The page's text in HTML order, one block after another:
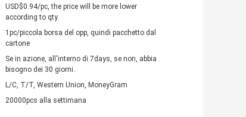
USD$0.94/pc, the price will be more lower
according to qty.
1pc/piccola borsa del opp, quindi pacchetto dal
cartone
Se in azione, all'interno di 7days, se non, abbia
bisogno dei 30 giorni.
L/C, T/T, Western Union, MoneyGram
20000pcs alla settimana